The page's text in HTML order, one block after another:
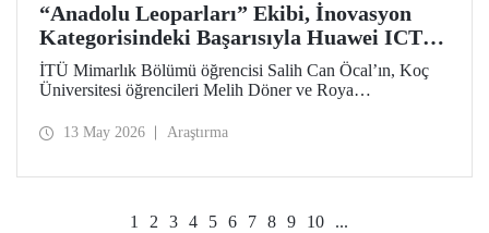
“Anadolu Leoparları” Ekibi, İnovasyon
Kategorisindeki Başarısıyla Huawei ICT
Competition 2026’nın Çin’deki Küresel
Finalinde!
İTÜ Mimarlık Bölümü öğrencisi Salih Can Öcal’ın, Koç
Üniversitesi öğrencileri Melih Döner ve Roya
ekibi, “Çayönü AI-VR Experience” isimli projesiyle
13 May 2026 Araştırma
1 2 3 4 5 6 7 8 9 10 ...